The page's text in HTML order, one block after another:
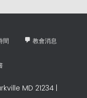
間 教會消息
MD 21234 |